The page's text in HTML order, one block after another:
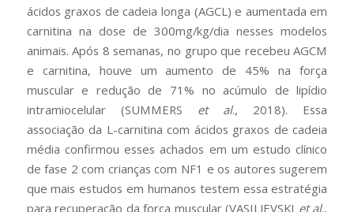
ácidos graxos de cadeia longa (AGCL) e aumentada em
carnitina na dose de 300mg/kg/dia nesses modelos
animais. Após 8 semanas, no grupo que recebeu AGCM
e carnitina, houve um aumento de 45% na força
muscular e redução de 71% no acúmulo de lipídio
intramiocelular (SUMMERS et al., 2018). Essa
associação da L-carnitina com ácidos graxos de cadeia
média confirmou esses achados em um estudo clínico
de fase 2 com crianças com NF1 e os autores sugerem
que mais estudos em humanos testem essa estratégia
para recuperação da força muscular (VASILJEVSKI et al.,